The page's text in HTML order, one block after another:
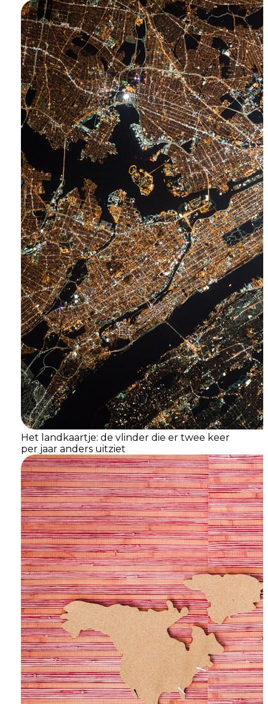
Het landkaartje: de vlinder die er twee keer
per jaar anders uitziet